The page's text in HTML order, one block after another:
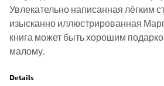
Увлекательно написанная лёгким
изысканно иллюстрированная
книга может быть хорошим
малому.
Details